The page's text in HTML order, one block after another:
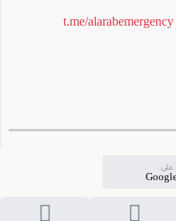
t.me/alarabemergency